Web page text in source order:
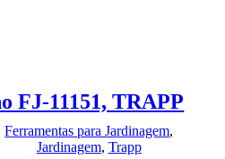
FJ-11151, TRAPP
Ferramentas para Jardinagem,
Jardinagem, Trapp